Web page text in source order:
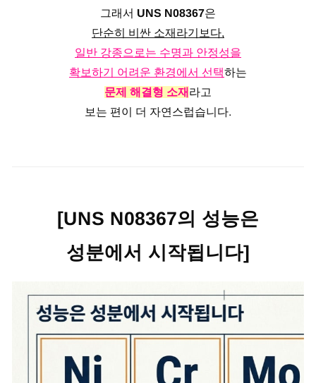
그래서 UNS N08367은
단순히 비싼 소재라기보다,
일반 강종으로는 수명과 안정성을
확보하기 어려운 환경에서 선택하는
문제 해결형 소재 라고
보는 편이 더 자연스럽습니다.
[UNS N08367의 성능은
성분에서 시작됩니다]